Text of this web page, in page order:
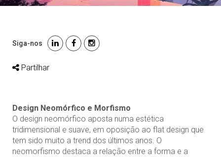
Siga-nos
Partilhar
Design Neomórfico e Morfismo
O design neomórfico aposta numa estética
tridimensional e suave, em oposição ao flat design que
tem sido muito a trend dos últimos anos. O
neomorfismo destaca a relação entre a forma e a